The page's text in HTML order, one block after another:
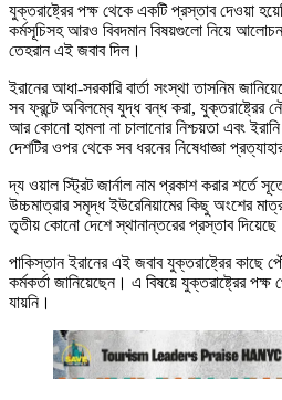
যুক্তরাষ্ট্রের পক্ষ থেকে একটি প্রস্তাব দেওয়া
কর্মসূচিসহ আরও বিবদমান বিষয়গুলো নিয়ে
তেহরান এই জবাব দিল।
ইরানের আধা-সরকারি বার্তা সংস্থা তাসনিম
সব ফ্রন্টে অবিলম্বে যুদ্ধ বন্ধ করা, যুক্তরাষ্ট্রের
আর কোনো হামলা না চালানোর নিশ্চয়তা এবং ইরানি
দেশটির ওপর থেকে সব ধরনের নিষেধাজ্ঞা
দ্য ওয়াল স্ট্রিট জার্নাল নাম প্রকাশ করার শর্তে
উচ্চমাত্রার সমৃদ্ধ ইউরেনিয়ামের কিছু অংশের
তৃতীয় কোনো দেশে স্থানান্তরের প্রস্তাব
পাকিস্তান ইরানের এই জবাব যুক্তরাষ্ট্রের কাছে
কর্মকর্তা জানিয়েছেন। এ বিষয়ে যুক্তরাষ্ট্রের
যায়নি।